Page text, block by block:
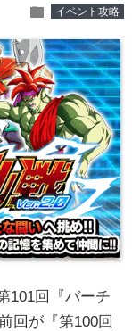
folder イベント攻略
101回『バーチ
回が『第100回